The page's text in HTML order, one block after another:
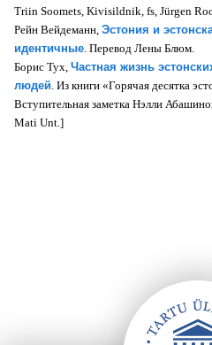
Triin Soomets, Kivisildnik, fs, Jürgen
Рейн Вейдеманн, Эстония и
идентичные. Перевод Лены Блюм.
Борис Тух, Частная жизнь
людей. Из книги «Горячая десятка
Вступительная заметка Нэлли
Mati Unt.]